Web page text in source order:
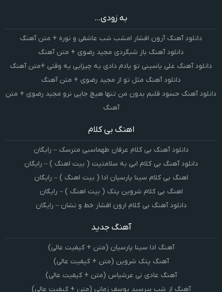
به زودی...
دانلود آهنگ آرون افشار امشب شب عاشقی و نوره + متن آهنگ
دانلود آهنگ باز شبگردی مجید رضوی + متن آهنگ
دانلود آهنگ علی یاسینی تو یادم دادی یه چیزایی یه وقتی +متن آهنگ
دانلود آهنگ مثل تو از مجید رضوی + متن آهنگ
دانلود آهنگ حسود قلبم بدون من تنها هیچ جایی نرو مجید رضوی + متن
آهنگ
اهنگ بی کلام
دانلود آهنگ بی کلام عرفان طهماسبی مترسک – رایگان
دانلود آهنگ بی کلام ابی به سلامتیت ( بیت اهنگ ) – رایگان
اهنگ بی کلام سینا پارسیان ادا ( بیت اهنگ ) – رایگان
اهنگ بی کلام شروین پتک ( بیت اهنگ ) – رایگان
دانلود آهنگ بی کلام ارون افشار خط و نشان – رایگان
آهنگ جدید
آهنگ ادا سینا پارسیان (متن + کیفیت عالی)
آهنگ پتک شروین (متن + کیفیت عالی)
آهنگ عادی نی عرشیاس (متن + کیفیت عالی)
آهنگ از شب بپرسید یوسف زمانی (متن + کیفیت عالی)